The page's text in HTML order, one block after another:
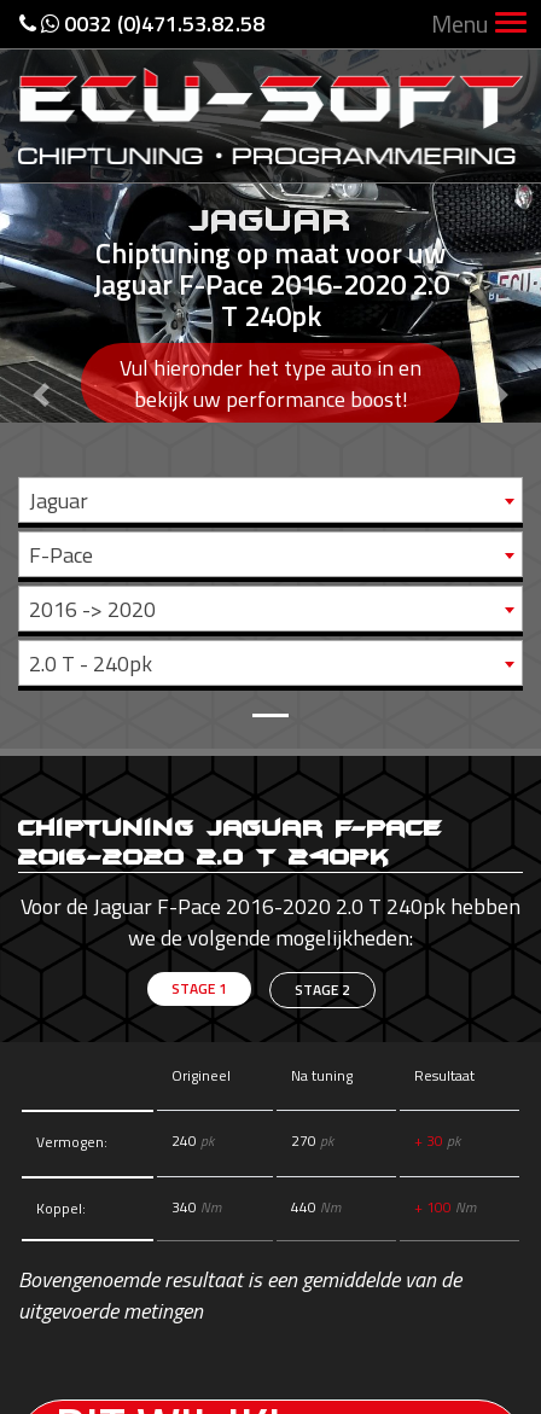
0032 (0)471.53.82.58 Menu
JAGUAR
Chiptuning op maat voor uw
Jaguar F-Pace 2016-2020 2.0
T 240pk
Vul hieronder het type auto in en
bekijk uw performance boost!
Previous
Jaguar
F-Pace
2016 -> 2020
2.0 T - 240pk
Chiptuning Jaguar F-Pace
2016-2020 2.0 T 240pk
Voor de Jaguar F-Pace 2016-2020 2.0 T 240pk hebben
we de volgende mogelijkheden:
STAGE 1 STAGE 2
Origineel Na tuning Resultaat
Vermogen: 240 pk 270 pk + 30 pk
Koppel: 340 Nm 440 Nm + 100 Nm
Bovengenoemde resultaat is een gemiddelde van de
uitgevoerde metingen